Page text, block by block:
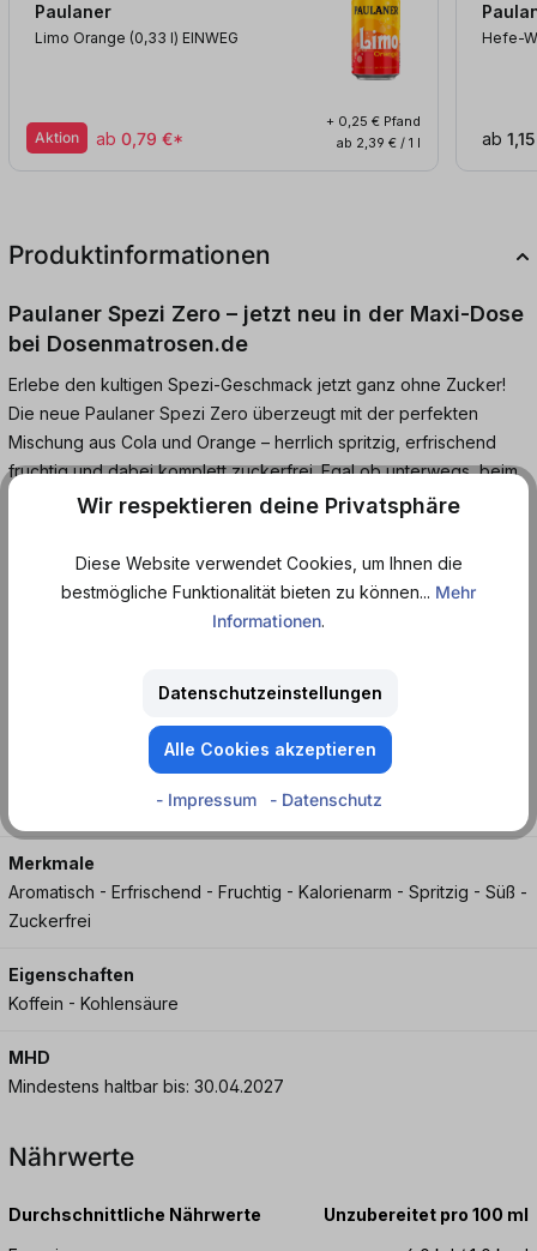
Paulaner
Limo Orange (0,33 l) EINWEG
Aktion ab 0,79 €*
+ 0,25 € Pfand
ab 2,39 € / 1 l
Hefe-
ab
Produktinformationen
Paulaner Spezi Zero – jetzt neu in der Maxi-Dose
bei Dosenmatrosen.de
Erlebe den kultigen Spezi-Geschmack jetzt ganz ohne Zucker!
Die neue Paulaner Spezi Zero überzeugt mit der perfekten
Mischung aus Cola und Orange – herrlich spritzig, erfrischend
fruchtig und dabei komplett zuckerfrei. Egal ob unterwegs, beim
Festival oder einfach als Alltagsbegleiter: Die praktische 0,5l
Jetzt neu bei Dosenmatrosen.de – zugreifen und
kalorienbewusst genießen!
Süßungsmitteln. *ohne Zucker.
Merkmale
Aromatisch - Erfrischend - Fruchtig - Kalorienarm - Spritzig - Süß -
Zuckerfrei
Eigenschaften
Koffein - Kohlensäure
MHD
Mindestens haltbar bis: 30.04.2027
Nährwerte
Durchschnittliche Nährwerte
Unzubereitet pro 100 ml
Wir respektieren deine Privatsphäre
Diese Website verwendet Cookies, um Ihnen die
bestmögliche Funktionalität bieten zu können... Mehr
Informationen.
Datenschutzeinstellungen
Alle Cookies akzeptieren
- Impressum - Datenschutz